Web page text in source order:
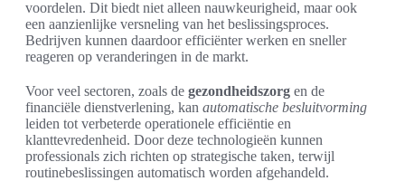
voordelen. Dit biedt niet alleen nauwkeurigheid, maar ook
een aanzienlijke versneling van het beslissingsproces.
Bedrijven kunnen daardoor efficiënter werken en sneller
reageren op veranderingen in de markt.
Voor veel sectoren, zoals de gezondheidszorg en de
financiële dienstverlening, kan automatische besluitvorming
leiden tot verbeterde operationele efficiëntie en
klanttevredenheid. Door deze technologieën kunnen
professionals zich richten op strategische taken, terwijl
routinebeslissingen automatisch worden afgehandeld.